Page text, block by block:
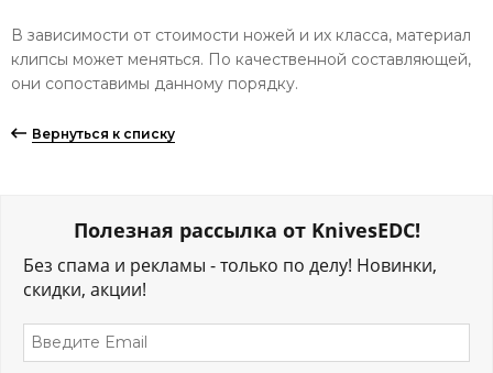
В зависимости от стоимости ножей и их класса, материал
клипсы может меняться. По качественной составляющей,
они сопоставимы данному порядку.
Вернуться к списку
Полезная рассылка от KnivesEDC!
Без спама и рекламы - только по делу! Новинки,
скидки, акции!